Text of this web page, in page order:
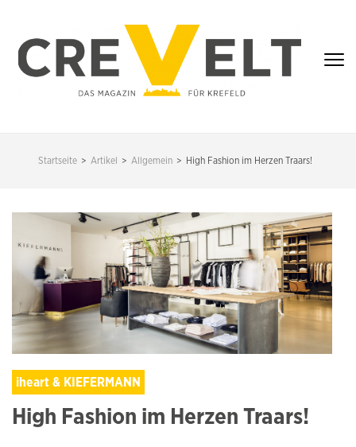
springen
(Enter
KREFELD
Startseite > Artikel > Allgemein > High Fashion im Herzen Traars!
iheart & KIEFERMANN
High Fashion im Herzen Traars!